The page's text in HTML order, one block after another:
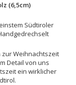
(6,5cm)
Südtiroler
Weihnachtszeit
Detail von uns
ein wirklicher